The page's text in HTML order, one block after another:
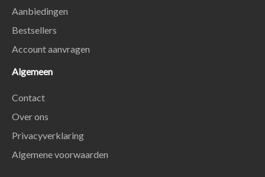
Aanbiedingen
Bestsellers
Account aanvragen
Algemeen
Contact
Over ons
Privacyverklaring
Algemene voorwaarden